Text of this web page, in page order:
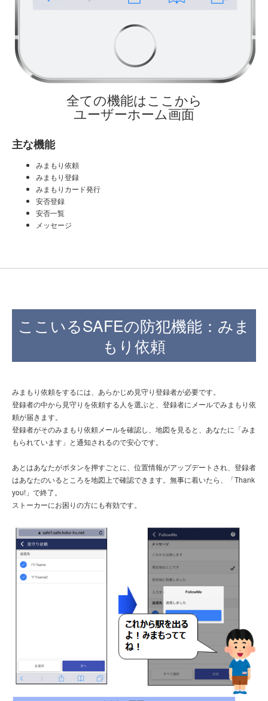
全ての機能はここから
ユーザーホーム画面
主な機能
みまもり依頼
みまもり登録
みまもりカード発行
安否登録
安否一覧
メッセージ
ここいるSAFEの防犯機能：みま
もり依頼
みまもり依頼をするには、あらかじめ見守り登録者が必要です。
登録者の中から見守りを依頼する人を選ぶと、登録者にメールでみまもり依
頼が届きます。
登録者がそのみまもり依頼メールを確認し、地図を見ると、あなたに「みま
もられています」と通知されるので安心です。
あとはあなたがボタンを押すごとに、位置情報がアップデートされ、登録者
はあなたのいるところを地図上で確認できます。無事に着いたら、「Thank
you!」で終了。
ストーカーにお困りの方にも有効です。